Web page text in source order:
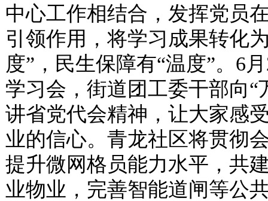
中心工作相结合，发挥党员
引领作用，将学习成果转化
度”，民生保障有“温度”。6
学习会，街道团工委干部向
讲省党代会精神，让大家感
业的信心。青龙社区将贯彻
提升微网格员能力水平，共
业物业，完善智能道闸等公